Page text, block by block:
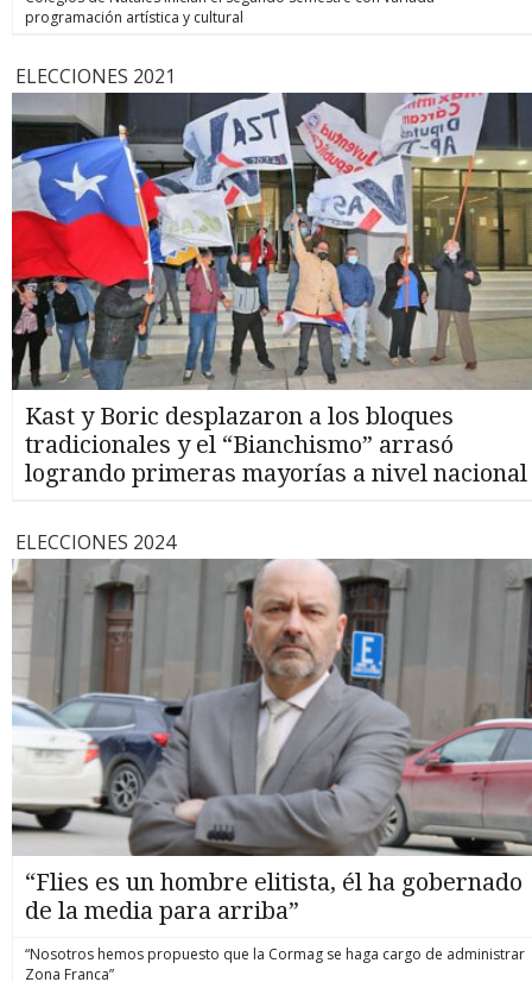
programación artística y cultural
ELECCIONES 2021
Kast y Boric desplazaron a los bloques
tradicionales y el “Bianchismo” arrasó
logrando primeras mayorías a nivel nacional
ELECCIONES 2024
“Flies es un hombre elitista, él ha gobernado
de la media para arriba”
“Nosotros hemos propuesto que la Cormag se haga cargo de administrar
Zona Franca”